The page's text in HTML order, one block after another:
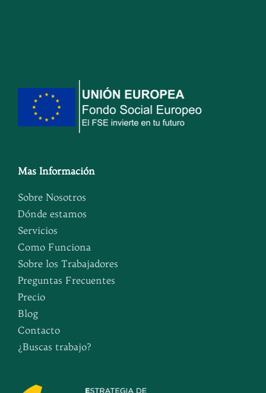
Mas Información
Sobre Nosotros
Dónde estamos
Servicios
Como Funciona
Sobre los Trabajadores
Preguntas Frecuentes
Precio
Blog
Contacto
¿Buscas trabajo?